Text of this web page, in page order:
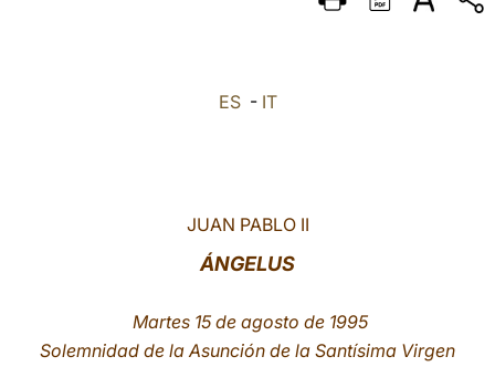
DEUTSCH
ES- IT
JUAN PABLO II
ÁNGELUS
Martes 15 de agosto de 1995
Solemnidad de la Asunción de la Santísima Virgen